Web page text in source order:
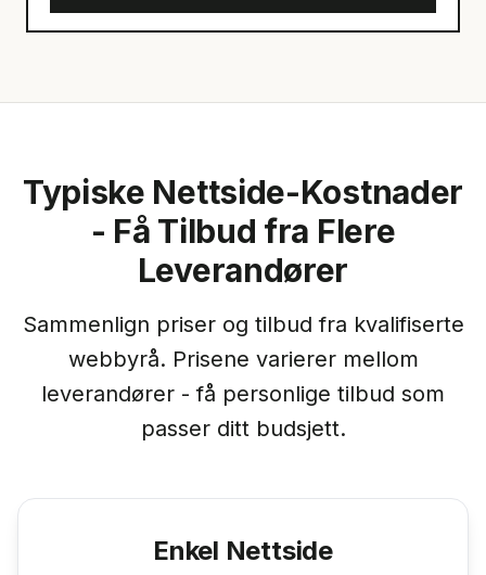
Typiske Nettside-Kostnader
- Få Tilbud fra Flere
Leverandører
Sammenlign priser og tilbud fra kvalifiserte
webbyrå. Prisene varierer mellom
leverandører - få personlige tilbud som
passer ditt budsjett.
Enkel Nettside